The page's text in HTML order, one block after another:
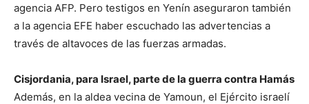
agencia AFP. Pero testigos en Yenín aseguraron también
a la agencia EFE haber escuchado las advertencias a
través de altavoces de las fuerzas armadas.
Cisjordania, para Israel, parte de la guerra contra Hamás
Además, en la aldea vecina de Yamoun, el Ejército israelí